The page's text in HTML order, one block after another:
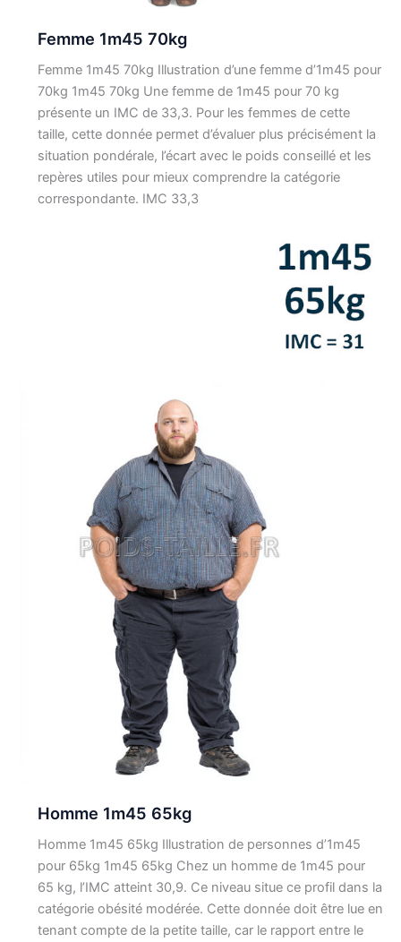
Femme 1m45 70kg
Femme 1m45 70kg Illustration d’une femme d’1m45 pour
70kg 1m45 70kg Une femme de 1m45 pour 70 kg
présente un IMC de 33,3. Pour les femmes de cette
taille, cette donnée permet d’évaluer plus précisément la
situation pondérale, l’écart avec le poids conseillé et les
repères utiles pour mieux comprendre la catégorie
correspondante. IMC 33,3
Homme 1m45 65kg
Homme 1m45 65kg Illustration de personnes d’1m45
pour 65kg 1m45 65kg Chez un homme de 1m45 pour
65 kg, l’IMC atteint 30,9. Ce niveau situe ce profil dans la
catégorie obésité modérée. Cette donnée doit être lue en
tenant compte de la petite taille, car le rapport entre le